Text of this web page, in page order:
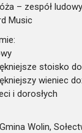
– zespół ludowy
Music
stoisko
wieniec
i dorosłych
Wolin,